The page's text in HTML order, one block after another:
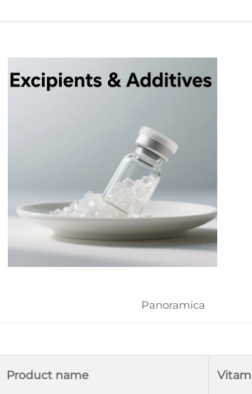
Panoramica
Product name